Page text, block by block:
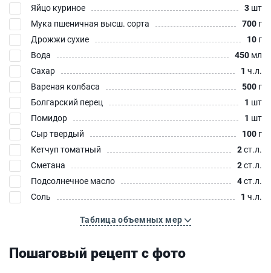
Яйцо куриное 3 шт
Мука пшеничная высш. сорта
700 г
Дрожжи сухие
10 г
Вода
450 мл
Сахар
1 ч.л.
Вареная колбаса
500 г
Болгарский перец
1 шт
Помидор
1 шт
Сыр твердый
100 г
Кетчуп томатный
2ст.л.
Сметана
2ст.л.
Подсолнечное масло
4ст.л.
Соль
1 ч.л.
Таблица объемных мер
Пошаговый рецепт с фото